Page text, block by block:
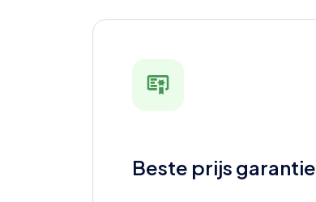
Beste prijs garantie